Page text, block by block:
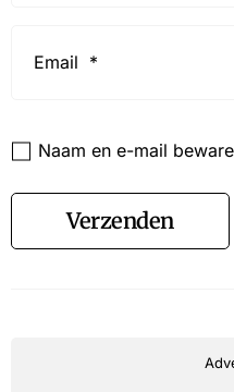
Naam en e-mail
Verzenden